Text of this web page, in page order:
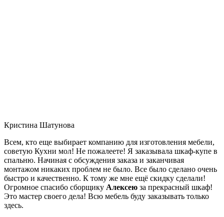
Кристина Шатунова
Всем, кто еще выбирает компанию для изготовления мебели,
советую Кухни мол! Не пожалеете! Я заказывала шкаф-купе в
спальню. Начиная с обсуждения заказа и заканчивая
монтажом никаких проблем не было. Все было сделано очень
быстро и качественно. К тому же мне ещё скидку сделали!
Огромное спасибо сборщику Алексею за прекрасный шкаф!
Это мастер своего дела! Всю мебель буду заказывать только
здесь.